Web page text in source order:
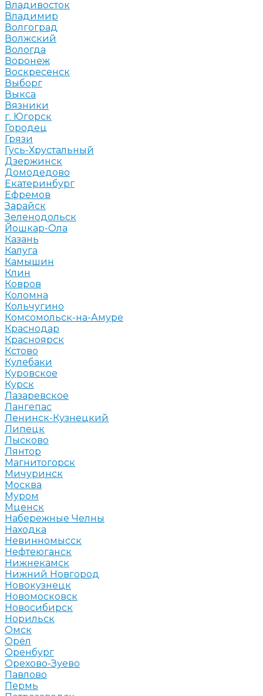
Владивосток
Владимир
Волгоград
Волжский
Вологда
Воронеж
Воскресенск
Выборг
Выкса
Вязники
г. Югорск
Городец
Грязи
Гусь-Хрустальный
Дзержинск
Домодедово
Екатеринбург
Ефремов
Зарайск
Зеленодольск
Йошкар-Ола
Казань
Калуга
Камышин
Клин
Ковров
Коломна
Кольчугино
Комсомольск-на-Амуре
Краснодар
Красноярск
Кстово
Кулебаки
Куровское
Курск
Лазаревское
Лангепас
Ленинск-Кузнецкий
Липецк
Лысково
Лянтор
Магнитогорск
Мичуринск
Москва
Муром
Мценск
Набережные Челны
Находка
Невинномысск
Нефтеюганск
Нижнекамск
Нижний Новгород
Новокузнецк
Новомосковск
Новосибирск
Норильск
Омск
Орёл
Оренбург
Орехово-Зуево
Павлово
Пермь